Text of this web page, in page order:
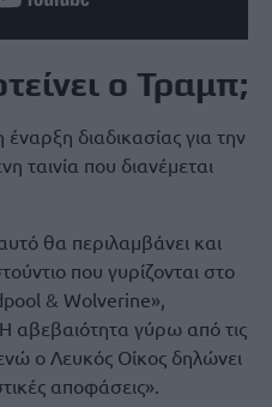
ο Τραμπ;
διαδικασίας για την
ταινία που διανέμεται
θα περιλαμβάνει και
που γυρίζονται στο
& Wolverine»,
αβεβαιότητα γύρω από τις
ο Λευκός Οίκος δηλώνει
αποφάσεις».